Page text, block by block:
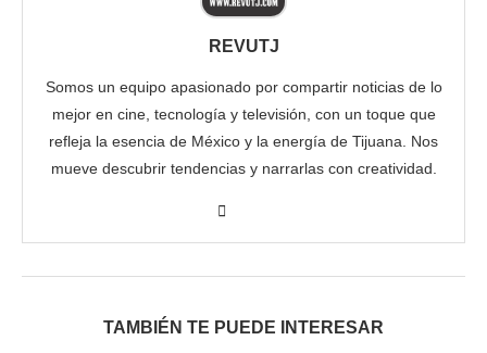
REVUTJ
Somos un equipo apasionado por compartir noticias de lo
mejor en cine, tecnología y televisión, con un toque que
refleja la esencia de México y la energía de Tijuana. Nos
mueve descubrir tendencias y narrarlas con creatividad.
TAMBIÉN TE PUEDE INTERESAR